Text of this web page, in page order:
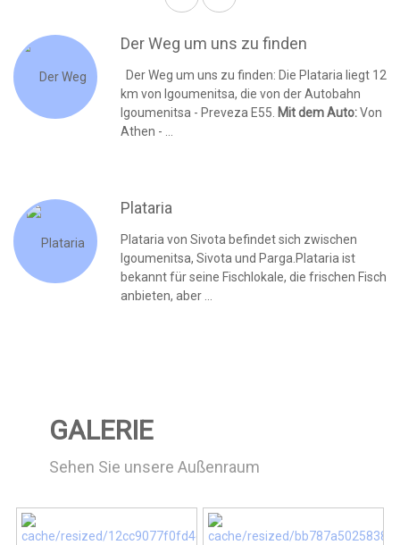
Der Weg um uns zu finden
Der Weg um uns zu finden: Die Plataria liegt 12
km von Igoumenitsa, die von der Autobahn
Igoumenitsa - Preveza E55. Mit dem Auto:Von
Athen - ...
Plataria
Plataria von Sivota befindet sich zwischen
Igoumenitsa, Sivota und Parga.Plataria ist
bekannt für seine Fischlokale, die frischen Fisch
anbieten, aber ...
GALERIE
Sehen Sie unsere Außenraum